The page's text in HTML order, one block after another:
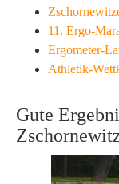
11. Ergo-
Ergometer-
Athletik-
Gute